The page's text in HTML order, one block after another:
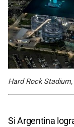
Hard Rock
Si Argentina